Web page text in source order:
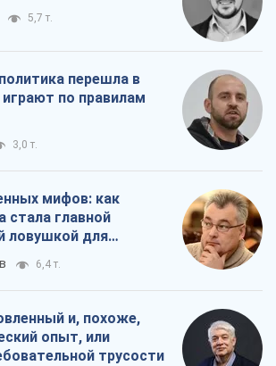
5,7 т.
перешла в
по правилам
3,0 т.
мифов: как
стала главной
ловушкой для
6,4 т.
и, похоже,
опыт, или
трусости